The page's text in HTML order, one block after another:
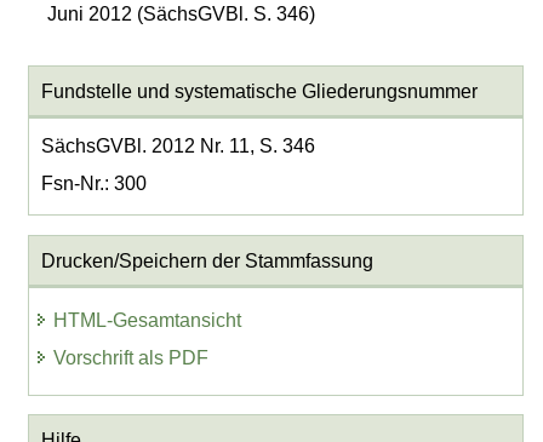
Juni 2012 (SächsGVBl. S. 346)
Fundstelle und systematische Gliederungsnummer
SächsGVBl. 2012 Nr. 11, S. 346
Fsn-Nr.: 300
Drucken/Speichern der Stammfassung
HTML-Gesamtansicht
Vorschrift als PDF